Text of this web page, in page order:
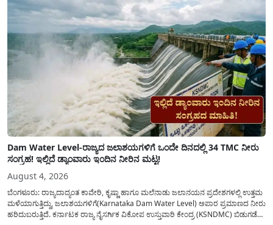
Dam Water Level-ರಾಜ್ಯದ ಜಲಾಶಯಗಳಿಗೆ ಒಂದೇ ದಿನದಲ್ಲಿ 34 TMC ನೀರು
ಸಂಗ್ರಹ! ಇಲ್ಲಿದೆ ಡ್ಯಾಂವಾರು ಇಂದಿನ ನೀರಿನ ಮಟ್ಟ!
August 4, 2026
ಬೆಂಗಳೂರು: ರಾಜ್ಯದಾದ್ಯಂತ ಕಾವೇರಿ, ಕೃಷ್ಣಾ ಹಾಗೂ ಮಲೆನಾಡು ಜಲಾನಯನ ಪ್ರದೇಶಗಳಲ್ಲಿ ಉತ್ತಮ
ಮಳೆಯಾಗುತ್ತಿದ್ದು, ಜಲಾಶಯಗಳಿಗೆ(Karnataka Dam Water Level) ಅಪಾರ ಪ್ರಮಾಣದ ನೀರು
ಹರಿದುಬರುತ್ತಿದೆ. ಕರ್ನಾಟಕ ರಾಜ್ಯ ನೈಸರ್ಗಿಕ ವಿಕೋಪ ಉಸ್ತುವಾರಿ ಕೇಂದ್ರ (KSNDMC) ಬಿಡುಗಡೆ